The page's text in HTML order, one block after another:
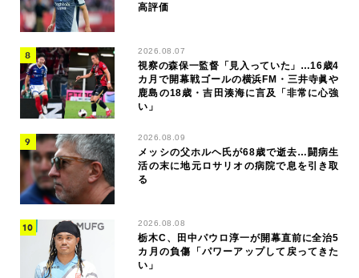
高評価
2026.08.07
視察の森保一監督「見入っていた」…16歳4
カ月で開幕戦ゴールの横浜FM・三井寺眞や
鹿島の18歳・吉田湊海に言及「非常に心強
い」
2026.08.09
メッシの父ホルヘ氏が68歳で逝去…闘病生
活の末に地元ロサリオの病院で息を引き取
る
2026.08.08
栃木C、田中パウロ淳一が開幕直前に全治5
カ月の負傷「パワーアップして戻ってきた
い」